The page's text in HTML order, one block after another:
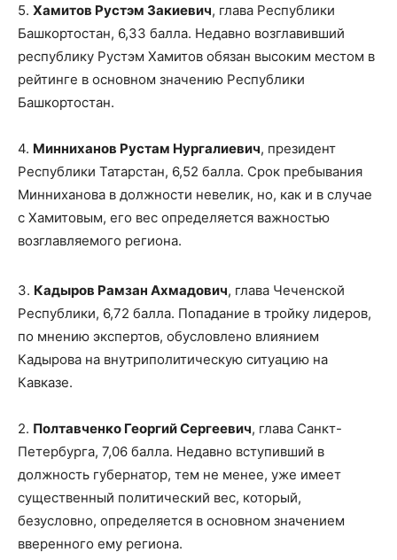
5. Хамитов Рустэм Закиевич, глава Республики
Башкортостан, 6,33 балла. Недавно возглавивший
республику Рустэм Хамитов обязан высоким местом в
рейтинге в основном значению Республики
Башкортостан.
4. Минниханов Рустам Нургалиевич, президент
Республики Татарстан, 6,52 балла. Срок пребывания
Минниханова в должности невелик, но, как и в случае
с Хамитовым, его вес определяется важностью
возглавляемого региона.
3. Кадыров Рамзан Ахмадович, глава Чеченской
Республики, 6,72 балла. Попадание в тройку лидеров,
по мнению экспертов, обусловлено влиянием
Кадырова на внутриполитическую ситуацию на
Кавказе.
2. Полтавченко Георгий Сергеевич, глава Санкт-
Петербурга, 7,06 балла. Недавно вступивший в
должность губернатор, тем не менее, уже имеет
существенный политический вес, который,
безусловно, определяется в основном значением
вверенного ему региона.